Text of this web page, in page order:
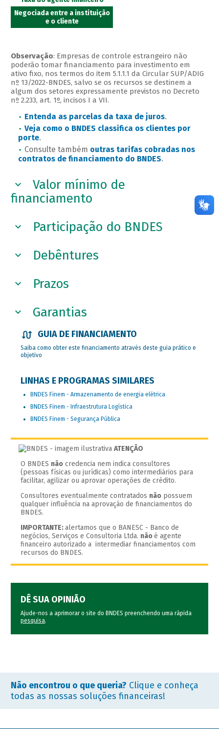
Negociada entre a instituição
e o cliente
Observação: Empresas de controle estrangeiro não
poderão tomar financiamento para investimento em
ativo fixo, nos termos do item 5.1.1.1 da Circular SUP/ADIG
nº 13/2022-BNDES, salvo se os recursos se destinem a
algum dos setores expressamente previstos no Decreto
nº 2.233, art. 1º, incisos I a VII.
Entenda as parcelas da taxa de juros.
Veja como o BNDES classifica os clientes por
porte.
Consulte também outras tarifas cobradas nos
contratos de financiamento do BNDES.
Valor mínimo de
financiamento
Participação do BNDES
Debêntures
Prazos
Garantias
GUIA DE FINANCIAMENTO
Saiba como obter este financiamento através deste guia prático e
objetivo
LINHAS E PROGRAMAS SIMILARES
BNDES Finem - Armazenamento de energia elétrica
BNDES Finem - Infraestrutura Logística
BNDES Finem - Segurança Pública
ATENÇÃO
O BNDES não credencia nem indica consultores
(pessoas físicas ou jurídicas) como intermediários para
facilitar, agilizar ou aprovar operações de crédito.
Consultores eventualmente contratados não possuem
qualquer influência na aprovação de financiamentos do
BNDES.
IMPORTANTE:alertamos que o BANESC - Banco de
negócios, Serviços e Consultoria Ltda. nãoé agente
financeiro autorizado a intermediar financiamentos com
recursos do BNDES.
DÊ SUA OPINIÃO
Ajude-nos a aprimorar o site do BNDES preenchendo uma rápida
pesquisa.
Não encontrou o que queria? Clique e conheça
todas as nossas soluções financeiras!